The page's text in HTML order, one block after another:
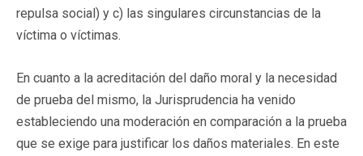
repulsa social) y c) las singulares circunstancias de la
víctima o víctimas.
En cuanto a la acreditación del daño moral y la necesidad
de prueba del mismo, la Jurisprudencia ha venido
estableciendo una moderación en comparación a la prueba
que se exige para justificar los daños materiales. En este